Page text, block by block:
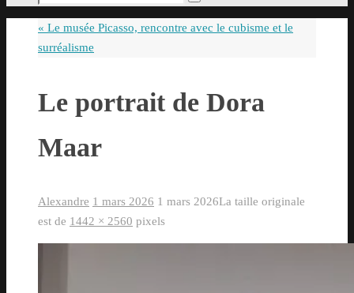
:
Rechercher
« Le musée Picasso, rencontre avec le cubisme et le
surréalisme
Le portrait de Dora
Maar
Alexandre 1 mars 2026 1 mars 2026La taille originale
est de 1442 × 2560 pixels